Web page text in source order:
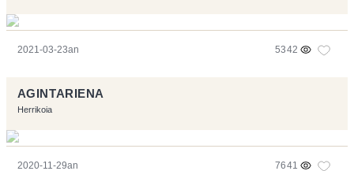
2021-03-23an 5342
AGINTARIENA
Herrikoia
2020-11-29an 7641